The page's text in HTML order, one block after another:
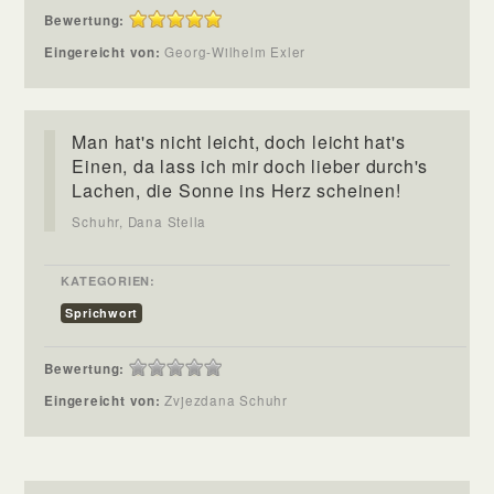
Bewertung:
Eingereicht von:Georg-Wilhelm Exler
Man hat's nicht leicht, doch leicht hat's
Einen, da lass ich mir doch lieber durch's
Lachen, die Sonne ins Herz scheinen!
Schuhr, Dana Stella
KATEGORIEN:
Sprichwort
Bewertung:
Eingereicht von:Zvjezdana Schuhr